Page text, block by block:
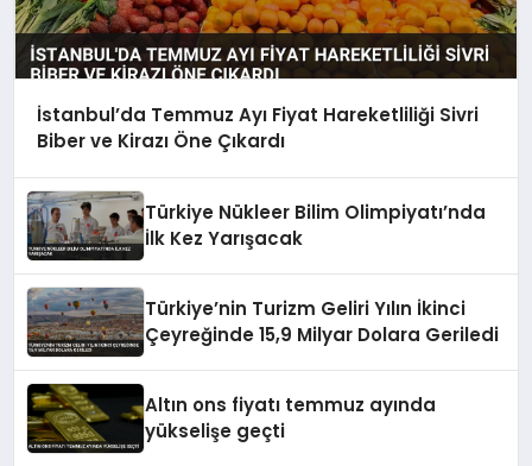
İstanbul’da Temmuz Ayı Fiyat Hareketliliği Sivri
Biber ve Kirazı Öne Çıkardı
Türkiye Nükleer Bilim Olimpiyatı’nda
İlk Kez Yarışacak
Türkiye’nin Turizm Geliri Yılın İkinci
Çeyreğinde 15,9 Milyar Dolara Geriledi
Altın ons fiyatı temmuz ayında
yükselişe geçti